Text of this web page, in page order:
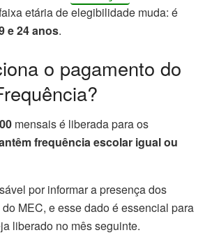
etária de elegibilidade muda: é
e 24 anos.
o pagamento do
mensais é liberada para os
frequência escolar igual ou
por informar a presença dos
MEC, e esse dado é essencial para
liberado no mês seguinte.